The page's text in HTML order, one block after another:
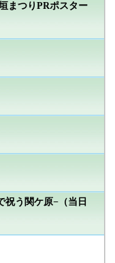
まつりPRポスター
祝う関ケ原−（当日